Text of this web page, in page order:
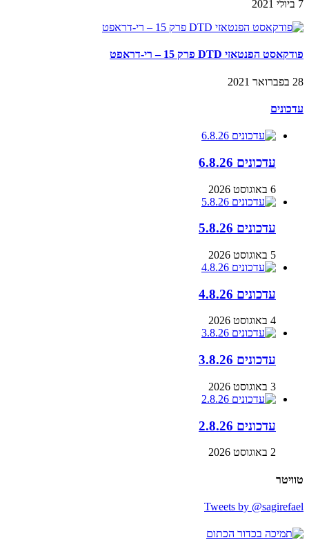
7 ביולי 2021
פודקאסט הפנטאזי DTD פרק 15 – רי-דראפט
28 בפברואר 2021
עדכונים
עדכונים 6.8.26
6 באוגוסט 2026
עדכונים 5.8.26
5 באוגוסט 2026
עדכונים 4.8.26
4 באוגוסט 2026
עדכונים 3.8.26
3 באוגוסט 2026
עדכונים 2.8.26
2 באוגוסט 2026
טוויטר
Tweets by @sagirefael